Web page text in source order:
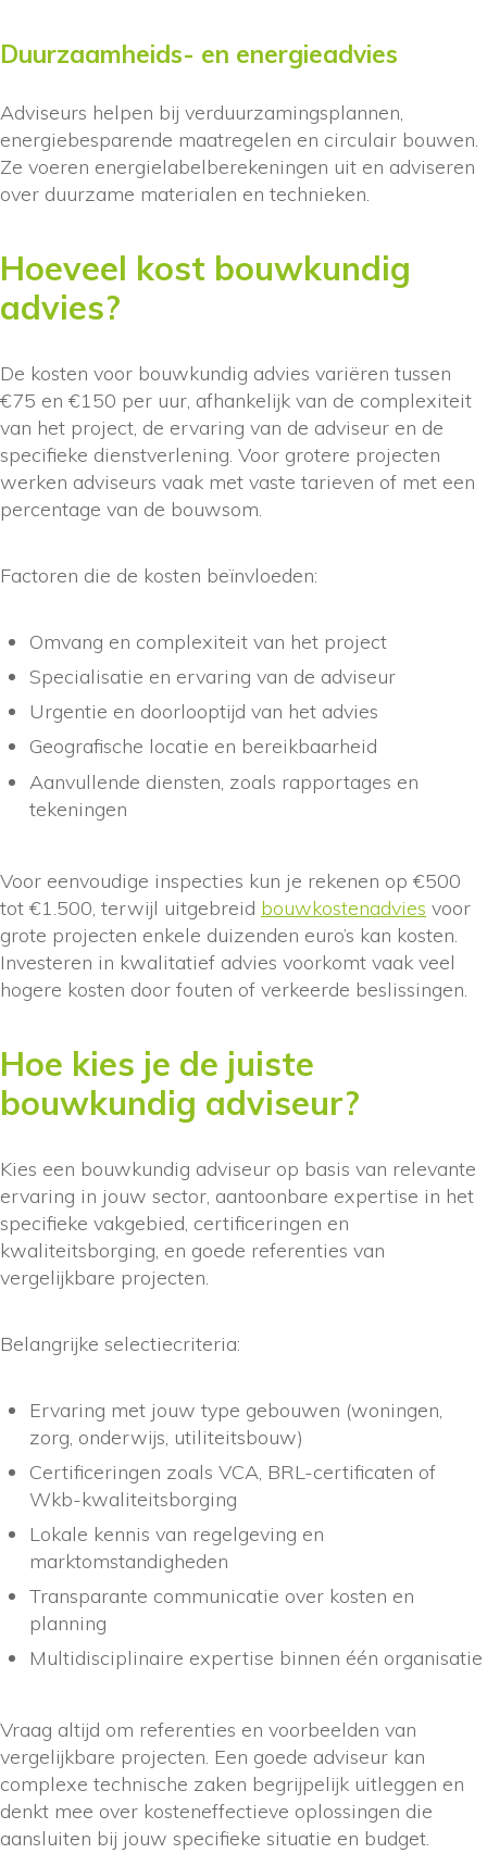
Duurzaamheids- en energieadvies
Adviseurs helpen bij verduurzamingsplannen,
energiebesparende maatregelen en circulair bouwen.
Ze voeren energielabelberekeningen uit en adviseren
over duurzame materialen en technieken.
Hoeveel kost bouwkundig
advies?
De kosten voor bouwkundig advies variëren tussen
€75 en €150 per uur, afhankelijk van de complexiteit
van het project, de ervaring van de adviseur en de
specifieke dienstverlening. Voor grotere projecten
werken adviseurs vaak met vaste tarieven of met een
percentage van de bouwsom.
Factoren die de kosten beïnvloeden:
Omvang en complexiteit van het project
Specialisatie en ervaring van de adviseur
Urgentie en doorlooptijd van het advies
Geografische locatie en bereikbaarheid
Aanvullende diensten, zoals rapportages en
tekeningen
Voor eenvoudige inspecties kun je rekenen op €500
tot €1.500, terwijl uitgebreid bouwkostenadvies voor
grote projecten enkele duizenden euro’s kan kosten.
Investeren in kwalitatief advies voorkomt vaak veel
hogere kosten door fouten of verkeerde beslissingen.
Hoe kies je de juiste
bouwkundig adviseur?
Kies een bouwkundig adviseur op basis van relevante
ervaring in jouw sector, aantoonbare expertise in het
specifieke vakgebied, certificeringen en
kwaliteitsborging, en goede referenties van
vergelijkbare projecten.
Belangrijke selectiecriteria:
Ervaring met jouw type gebouwen (woningen,
zorg, onderwijs, utiliteitsbouw)
Certificeringen zoals VCA, BRL-certificaten of
Wkb-kwaliteitsborging
Lokale kennis van regelgeving en
marktomstandigheden
Transparante communicatie over kosten en
planning
Multidisciplinaire expertise binnen één organisatie
Vraag altijd om referenties en voorbeelden van
vergelijkbare projecten. Een goede adviseur kan
complexe technische zaken begrijpelijk uitleggen en
denkt mee over kosteneffectieve oplossingen die
aansluiten bij jouw specifieke situatie en budget.